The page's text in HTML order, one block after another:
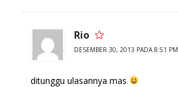
Rio
DESEMBER 30, 2013 PADA 8:51 PM
ditunggu ulasannya mas